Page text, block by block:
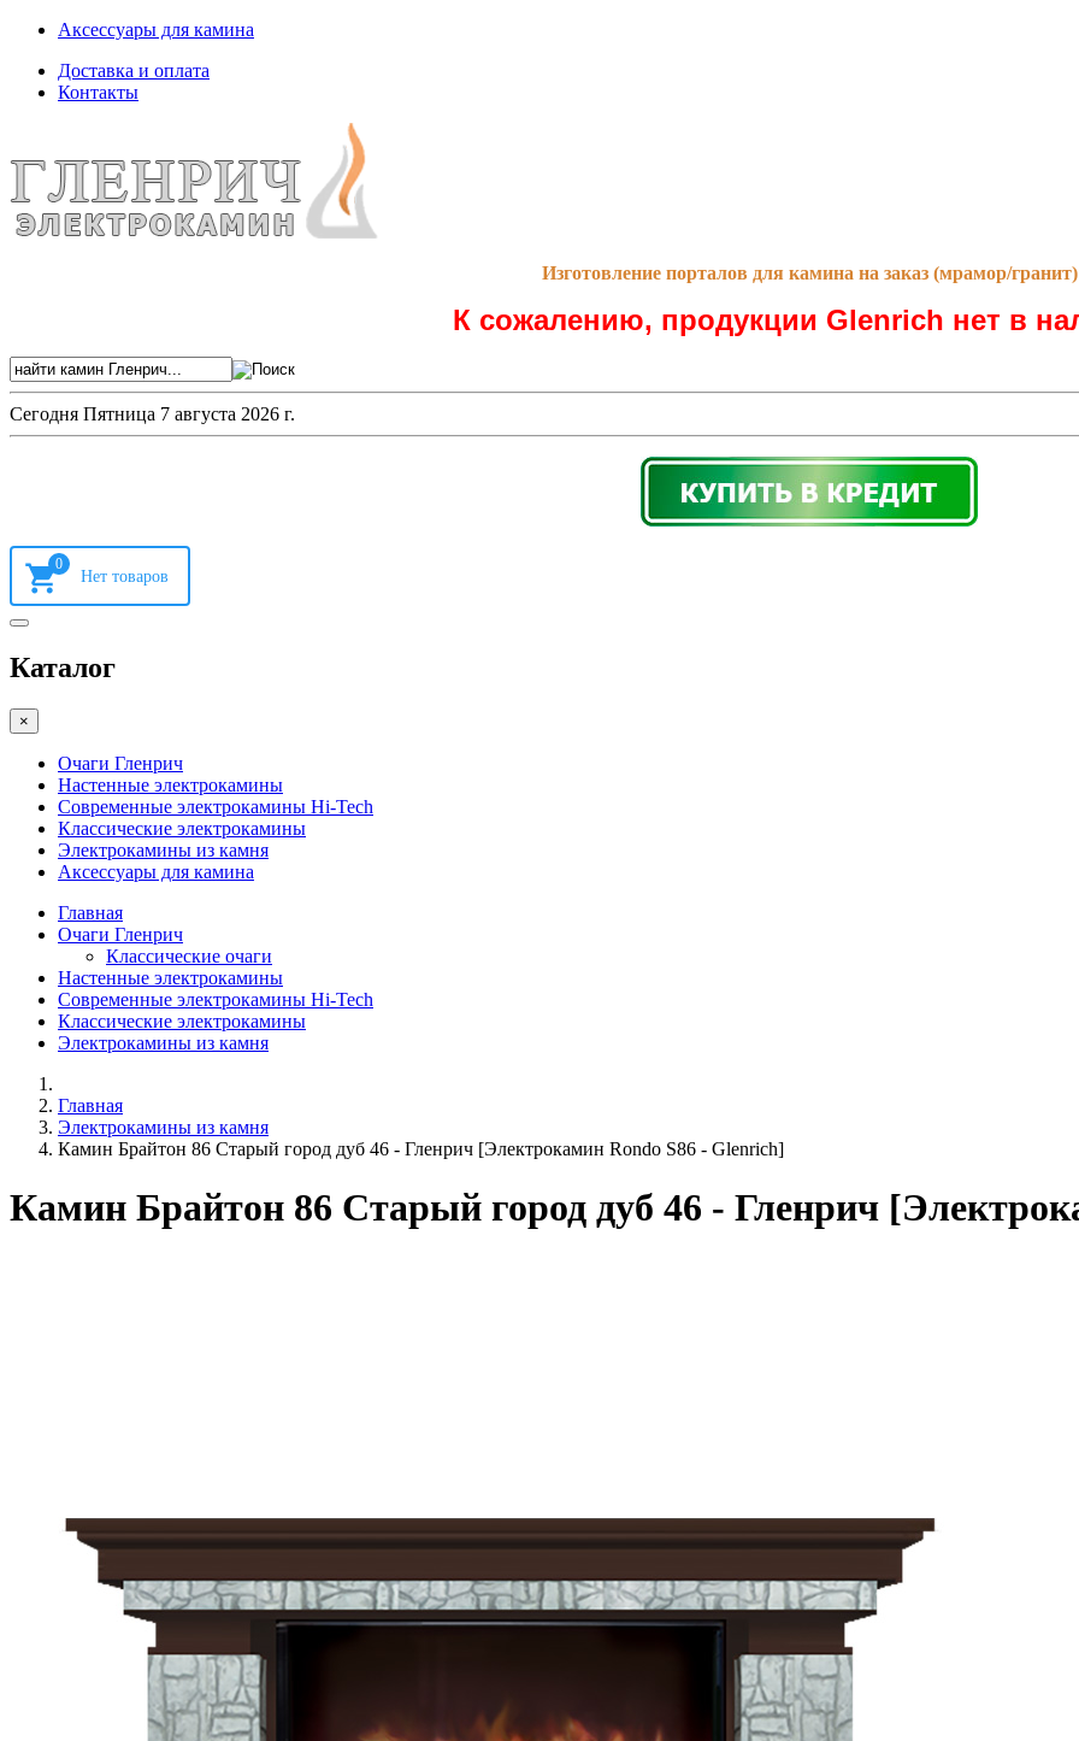
Аксессуары для камина
Доставка и оплата
Контакты
Изготовление порталов для камина на заказ (мрамор/гранит)
К сожалению, продукции Glenrich нет в
Сегодня Пятница 7 августа 2026 г.
0
Каталог
×
Очаги Гленрич
Настенные электрокамины
Современные электрокамины Hi-Tech
Классические электрокамины
Электрокамины из камня
Аксессуары для камина
Главная
Очаги Гленрич
Классические очаги
Настенные электрокамины
Современные электрокамины Hi-Tech
Классические электрокамины
Электрокамины из камня
Главная
Электрокамины из камня
Камин Брайтон 86 Старый город дуб 46 - Гленрич [Электрокамин Rondo S86 - Glenrich]
Камин Брайтон 86 Старый город дуб 46 - Гленрич